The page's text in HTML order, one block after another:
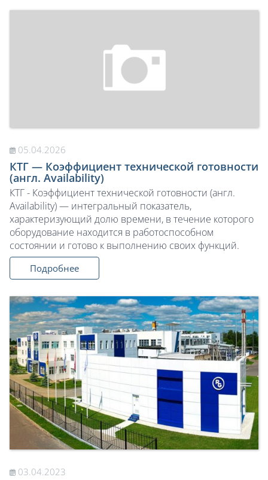
05.04.2026
КТГ — Коэффициент технической готовности
(англ. Availability)
КТГ - Коэффициент технической готовности (англ.
Availability) — интегральный показатель,
характеризующий долю времени, в течение которого
оборудование находится в работоспособном
состоянии и готово к выполнению своих функций.
Подробнее
03.04.2023